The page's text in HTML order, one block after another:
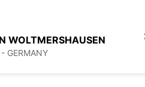
WOLTMERSHAUSEN
GERMANY